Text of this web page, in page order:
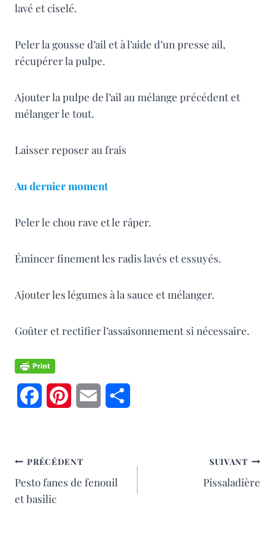
lavé et ciselé.
Peler la gousse d’ail et à l’aide d’un presse ail,
récupérer la pulpe.
Ajouter la pulpe de l’ail au mélange précédent et
mélanger le tout.
Laisser reposer au frais
Au dernier moment
Peler le chou rave et le râper.
Émincer finement les radis lavés et essuyés.
Ajouter les légumes à la sauce et mélanger.
Goûter et rectifier l’assaisonnement si nécessaire.
e
b
t
NAVIGATION
DE
PRÉCÉDENT
Pesto fanes de fenouil
et basilic
SUIVANT
Pissaladière